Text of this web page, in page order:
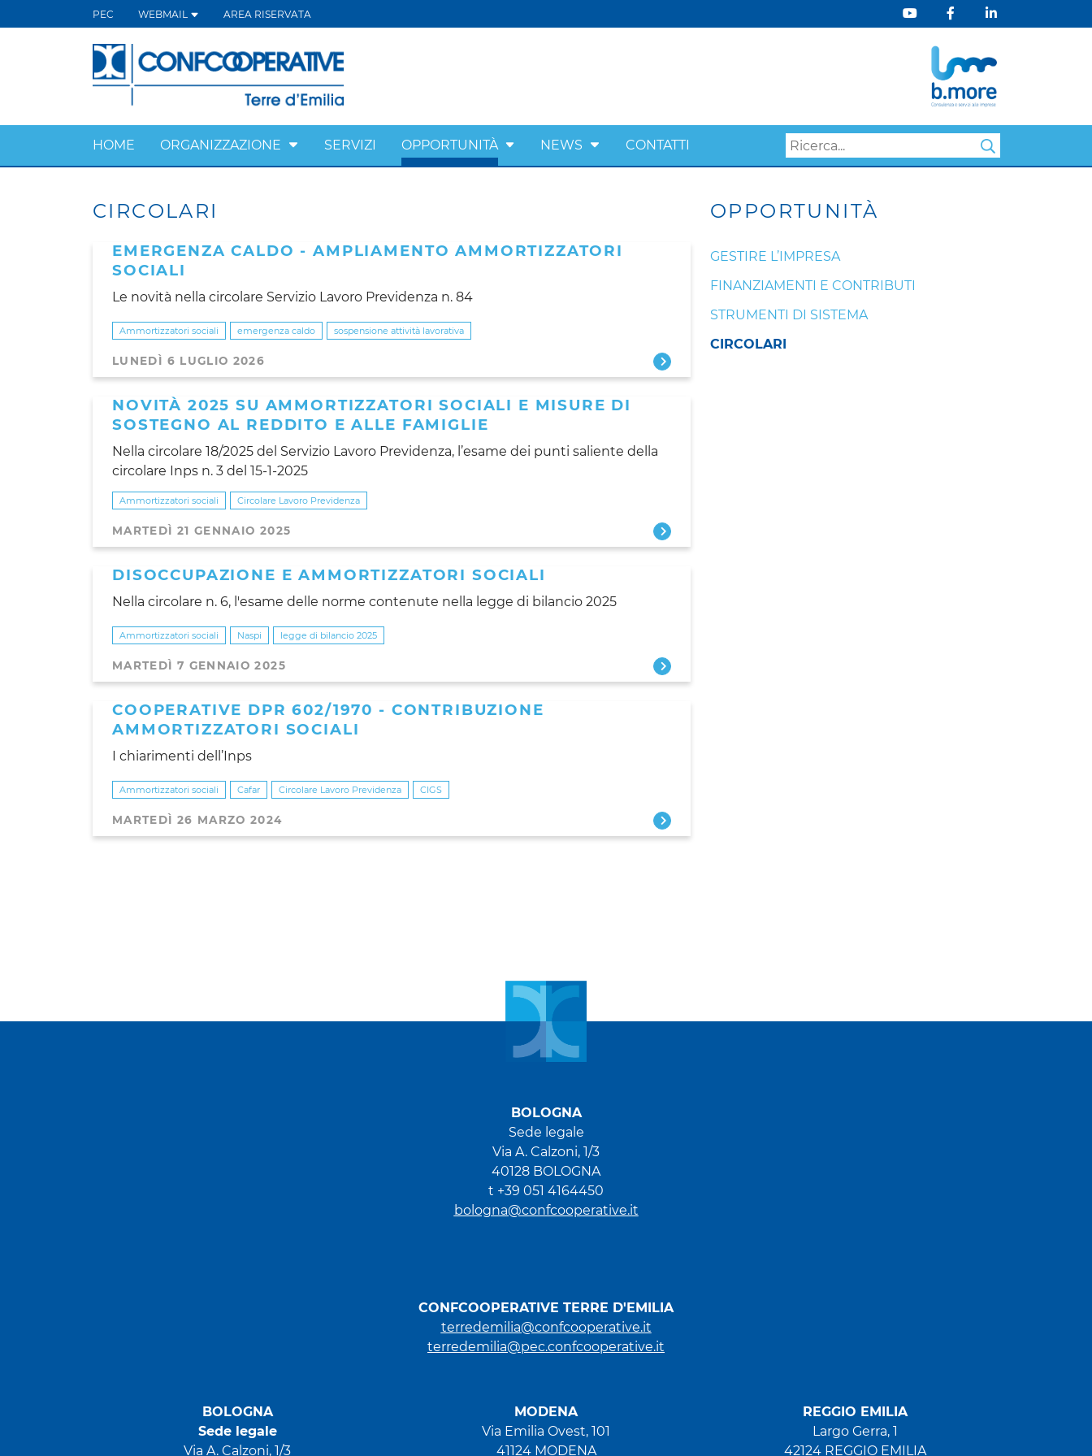
PEC WEBMAIL AREA RISERVATA
HOME ORGANIZZAZIONE SERVIZI OPPORTUNITÀ NEWS CONTATTI
CIRCOLARI
EMERGENZA CALDO - AMPLIAMENTO AMMORTIZZATORI
SOCIALI
Le novità nella circolare Servizio Lavoro Previdenza n. 84
Ammortizzatori sociali emergenza caldo sospensione attività lavorativa
LUNEDÌ 6 LUGLIO 2026
NOVITÀ 2025 SU AMMORTIZZATORI SOCIALI E MISURE DI
SOSTEGNO AL REDDITO E ALLE FAMIGLIE
Nella circolare 18/2025 del Servizio Lavoro Previdenza, l’esame dei punti saliente della
circolare Inps n. 3 del 15-1-2025
Ammortizzatori sociali Circolare Lavoro Previdenza
MARTEDÌ 21 GENNAIO 2025
DISOCCUPAZIONE E AMMORTIZZATORI SOCIALI
Nella circolare n. 6, l'esame delle norme contenute nella legge di bilancio 2025
Ammortizzatori sociali Naspi legge di bilancio 2025
MARTEDÌ 7 GENNAIO 2025
COOPERATIVE DPR 602/1970 - CONTRIBUZIONE
AMMORTIZZATORI SOCIALI
I chiarimenti dell’Inps
Ammortizzatori sociali Cafar Circolare Lavoro Previdenza CIGS
MARTEDÌ 26 MARZO 2024
OPPORTUNITÀ
GESTIRE L’IMPRESA
FINANZIAMENTI E CONTRIBUTI
STRUMENTI DI SISTEMA
CIRCOLARI
BOLOGNA
Sede legale
Via A. Calzoni, 1/3
40128 BOLOGNA
t +39 051 4164450
bologna@confcooperative.it
CONFCOOPERATIVE TERRE D'EMILIA
terredemilia@confcooperative.it
terredemilia@pec.confcooperative.it
REGGIO EMILIA
Largo Gerra, 1
42124 REGGIO EMILIA
MODENA
Via Emilia Ovest, 101
41124 MODENA
BOLOGNA
Sede legale
Via A. Calzoni, 1/3